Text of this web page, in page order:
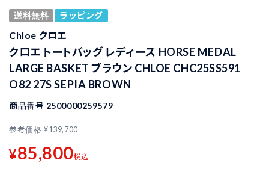
送料無料 ラッピング
Chloe クロエ
クロエ トートバッグ レディース HORSE MEDAL
LARGE BASKET ブラウン CHLOE CHC25SS591
O82 27S SEPIA BROWN
商品番号 2500000259579
参考価格 ¥139,700
¥85,800税込